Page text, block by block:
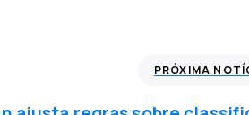
PRÓXIMA